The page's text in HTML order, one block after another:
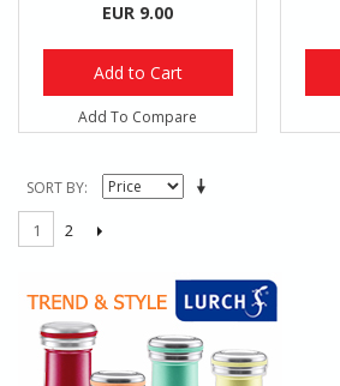
EUR 9.00
Add to Cart
Add To Compare
SORT BY
1 2